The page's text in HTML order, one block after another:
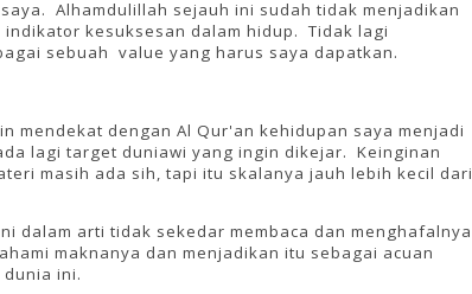
Alhamdulillah sejauh ini sudah tidak menjadikan
kesuksesan dalam hidup. Tidak lagi
sebuah value yang harus saya dapatkan.
mendekat dengan Al Qur'an kehidupan saya menjadi
lagi target duniawi yang ingin dikejar. Keinginan
masih ada sih, tapi itu skalanya jauh lebih kecil dari
dalam arti tidak sekedar membaca dan menghafalnya
maknanya dan menjadikan itu sebagai acuan
ini.